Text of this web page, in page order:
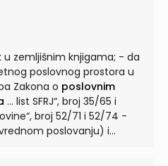
smatra se jedna ili više ...
zemljišnim knjigama; - da
poslovnog prostora u
Zakona o poslovnim
... list SFRJ“, broj 35/65 i
broj 52/71 i 52/74 -
poslovanju) i